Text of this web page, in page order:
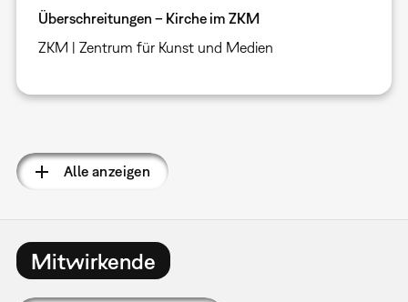
Überschreitungen – Kirche im ZKM
ZKM | Zentrum für Kunst und Medien
Alle anzeigen
Mitwirkende